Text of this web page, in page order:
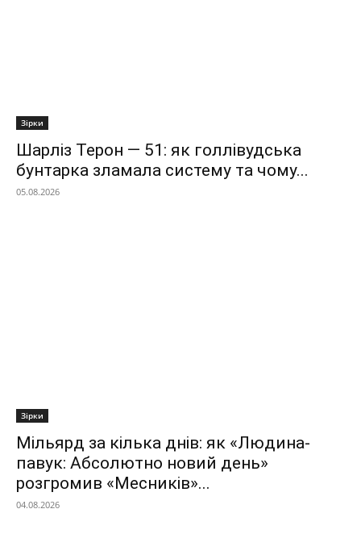
Зірки
Шарліз Терон — 51: як голлівудська
бунтарка зламала систему та чому...
05.08.2026
Зірки
Мільярд за кілька днів: як «Людина-
павук: Абсолютно новий день»
розгромив «Месників»...
04.08.2026